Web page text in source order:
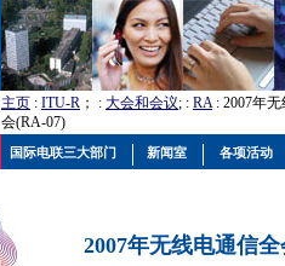
主页 : ITU-R ； : 大会和会议; : RA: 2007年
会(RA-07)
2007年无线电通信
国际电联三大部门 新闻室 各项活动